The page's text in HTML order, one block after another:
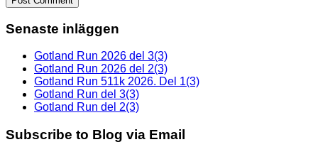
Senaste inläggen
Gotland Run 2026 del 3(3)
Gotland Run 2026 del 2(3)
Gotland Run 511k 2026. Del 1(3)
Gotland Run del 3(3)
Gotland Run del 2(3)
Subscribe to Blog via Email